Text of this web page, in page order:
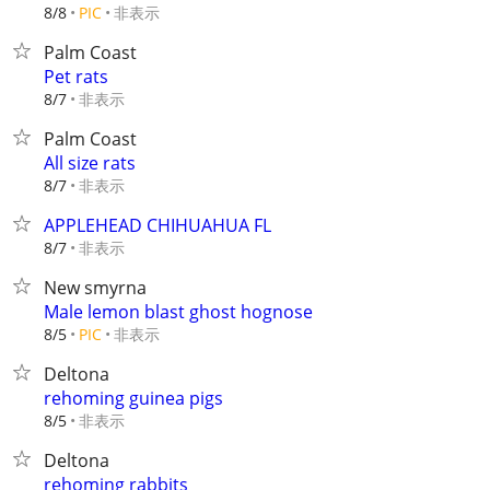
8/8 PIC 非表示
Palm Coast
Pet rats
8/7 非表示
Palm Coast
All size rats
8/7 非表示
APPLEHEAD CHIHUAHUA FL
8/7 非表示
New smyrna
Male lemon blast ghost hognose
8/5 PIC 非表示
Deltona
rehoming guinea pigs
8/5 非表示
Deltona
rehoming rabbits